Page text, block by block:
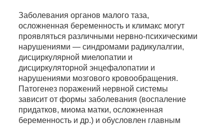
Заболевания органов малого таза,
осложненная беременность и климакс могут
проявляться различными нервно-психическими
нарушениями — синдромами радикулалгии,
дисциркулярной миелопатии и
дисциркуляторной энцефалопатии и
нарушениями мозгового кровообращения.
Патогенез поражений нервной системы
зависит от формы заболевания (воспаление
придатков, миома матки, осложненная
беременность и др.) и обусловлен главным